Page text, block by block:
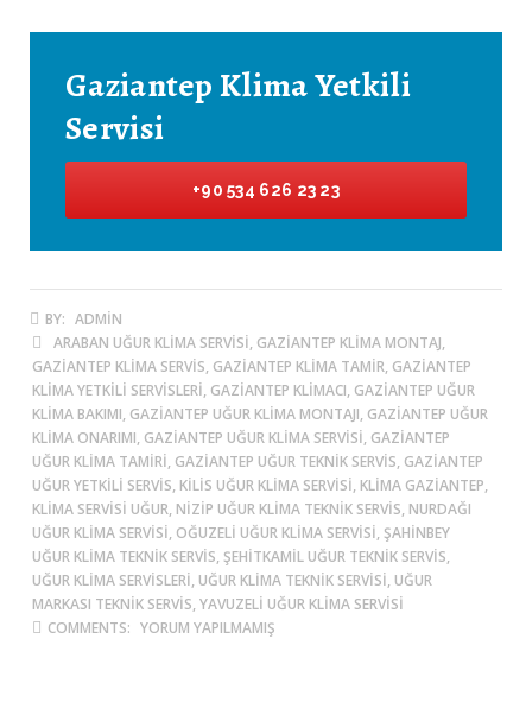
Gaziantep Klima Yetkili
Servisi
+90 534 626 23 23
BY: ADMIN
ARABAN UĞUR KLIMA SERVISI, GAZIANTEP KLIMA MONTAJ,
GAZIANTEP KLIMA SERVIS, GAZIANTEP KLIMA TAMIR, GAZIANTEP
KLIMA YETKILI SERVISLERI, GAZIANTEP KLIMACI, GAZIANTEP UĞUR
KLIMA BAKIMI, GAZIANTEP UĞUR KLIMA MONTAJI, GAZIANTEP UĞUR
KLIMA ONARIMI, GAZIANTEP UĞUR KLIMA SERVISI, GAZIANTEP
UĞUR KLIMA TAMIRI, GAZIANTEP UĞUR TEKNIK SERVIS, GAZIANTEP
UĞUR YETKILI SERVIS, KILIS UĞUR KLIMA SERVISI, KLIMA GAZIANTEP,
KLIMA SERVISI UĞUR, NIZIP UĞUR KLIMA TEKNIK SERVIS, NURDAĞI
UĞUR KLIMA SERVISI, OĞUZELI UĞUR KLIMA SERVISI, ŞAHINBEY
UĞUR KLIMA TEKNIK SERVIS, ŞEHITKAMIL UĞUR TEKNIK SERVIS,
UĞUR KLIMA SERVISLERI, UĞUR KLIMA TEKNIK SERVISI, UĞUR
MARKASI TEKNIK SERVIS, YAVUZELI UĞUR KLIMA SERVISI
COMMENTS: YORUM YAPILMAMIŞ